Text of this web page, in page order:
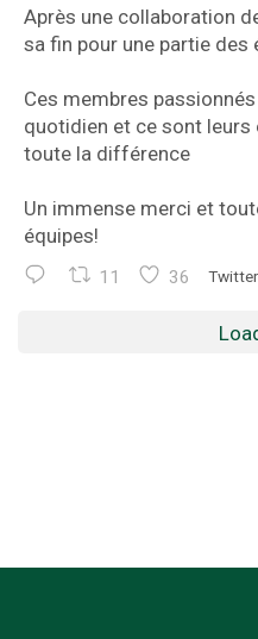
Après une collaboration
sa fin pour une partie des
Ces membres
quotidien et ce sont
toute la différence
Un immense merci et
équipes!
11 36 Twitter